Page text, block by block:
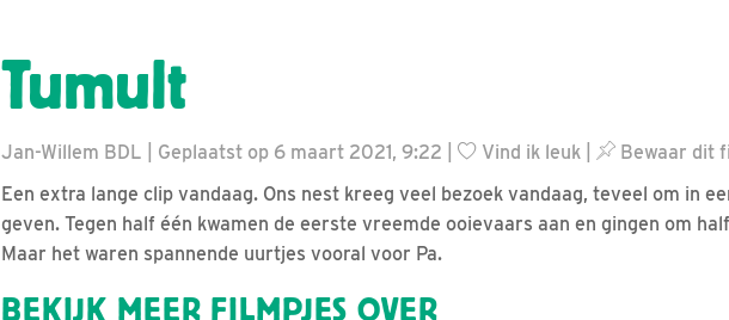
Tumult
Jan-Willem BDL | Geplaatst op 6 maart 2021, 9:22 | Vind ik leuk Bewaar dit
Een extra lange clip vandaag. Ons nest kreeg veel bezoek vandaag, teveel om in
geven. Tegen half één kwamen de eerste vreemde ooievaars aan en gingen om
Maar het waren spannende uurtjes vooral voor Pa.
BEKIJK MEER FILMPJES OVER